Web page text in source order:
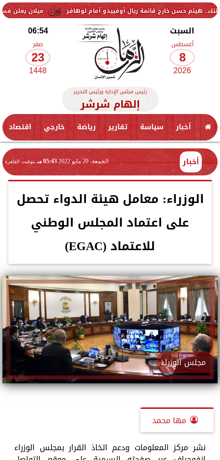
ميلان يعلن فسخ عقد إسماعيل خارج قائمة ريال أوفييدو أمام لوهافر
السبت
أغسطس
8
2026
06:54
صفر
23
1448
رئيس مجلس الإدارة ورئيس التحرير
إلهام شرشر
أخبار سياسة تقارير رياضة خارجي اقتصاد
أخبار الجمعة، 20 مايو 2022 05:43 مـ بتوقيت القاهرة
الوزراء: معامل هيئة الدواء تحصل
على اعتماد المجلس الوطني
للاعتماد (EGAC)
مجلس الوزراء
مها محمد
نشر مركز المعلومات ودعم اتخاذ القرار بمجلس الوزراء